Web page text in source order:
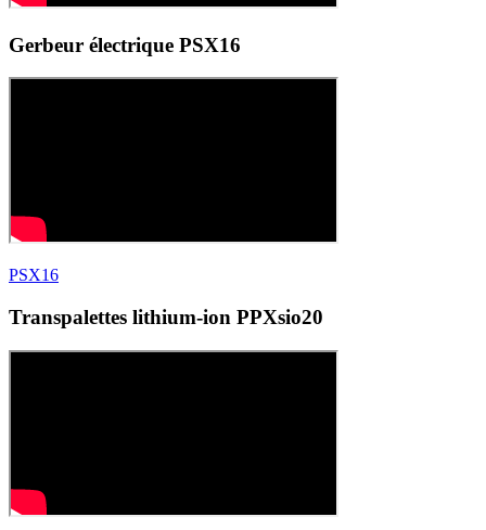
Gerbeur électrique PSX16
PSX16
Transpalettes lithium-ion PPXsio20